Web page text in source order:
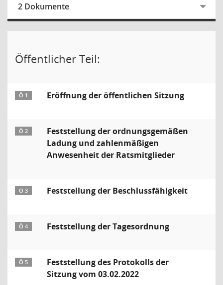
2 Dokumente
Öffentlicher Teil:
Ö 1 Eröffnung der öffentlichen Sitzung
Ö 2
Feststellung der ordnungsgemäßen
Ladung und zahlenmäßigen
Anwesenheit der Ratsmitglieder
Ö 3 Feststellung der Beschlussfähigkeit
Ö 4 Feststellung der Tagesordnung
Ö 5
Feststellung des Protokolls der
Sitzung vom 03.02.2022